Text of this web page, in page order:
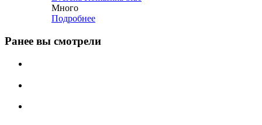
Много
Подробнее
Ранее вы смотрели